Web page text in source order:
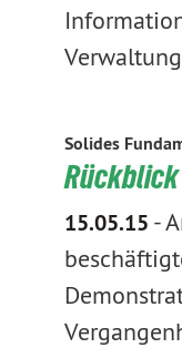
Solides
Rückblick
15.05.15 -